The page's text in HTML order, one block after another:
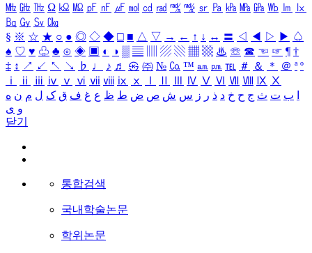
㎒ ㎓ ㎔ Ω ㏀ ㏁ ㎊ ㎋ ㎌ ㏖ ㏅ ㎭ ㎮ ㎯ ㏛ ㎩ ㎪ ㎫ ㎬ ㏝ ㏐
㏓
㏃ ㏉ ㏜ ㏆
§ ※ ☆ ★ ○ ● ◎ ◇ ◆ □ ■ △ ▽ → ← ↑ ↓ ↔ 〓 ◁ ◀ ▷ ▶ ♤
♠ ♡ ♥ ♧ ♣ ⊙ ◈ ▣ ◐ ◑ ▒ ▤ ▨ ▧ ▦ ▩ ♨ ☏ ☎ ☜ ☞ ¶ †
‡ ↕ ↗ ↙ ↖ ↘ ♭ ♩ ♪ ♬ ㉿ ㈜ № ㏇ ™ ㏂ ㏘ ℡ ＃ ＆ ＊ ＠ ª º
ⅰ
ⅱ ⅲ ⅳ ⅴ ⅵ ⅶ ⅷ ⅸ ⅹ Ⅳ Ⅴ Ⅵ Ⅶ Ⅷ Ⅸ Ⅹ
ب ت ث ج ح خ د ذ ر ز س ش ص ض ط ظ ع غ ف ق ک ل م ن ه
و ی
닫기
통합검색
국내학술논문
학위논문